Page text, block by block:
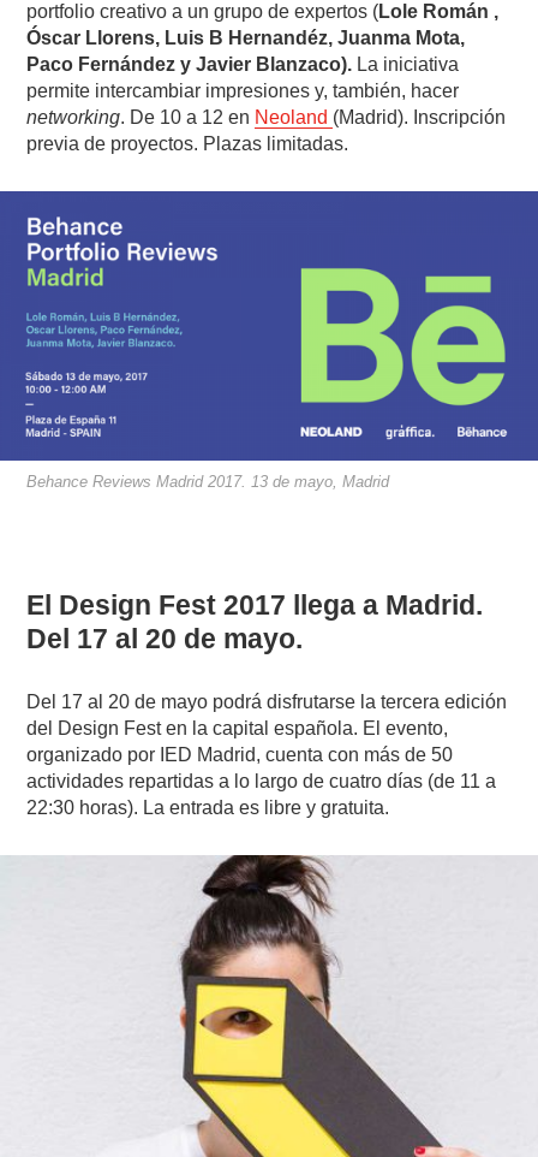
portfolio creativo a un grupo de expertos (Lole Román ,
Óscar Llorens, Luis B Hernandéz, Juanma Mota,
Paco Fernández y Javier Blanzaco). La iniciativa
permite intercambiar impresiones y, también, hacer
networking. De 10 a 12 en Neoland (Madrid). Inscripción
previa de proyectos. Plazas limitadas.
Behance Reviews Madrid 2017. 13 de mayo, Madrid
El Design Fest 2017 llega a Madrid.
Del 17 al 20 de mayo.
Del 17 al 20 de mayo podrá disfrutarse la tercera edición
del Design Fest en la capital española. El evento,
organizado por IED Madrid, cuenta con más de 50
actividades repartidas a lo largo de cuatro días (de 11 a
22:30 horas). La entrada es libre y gratuita.